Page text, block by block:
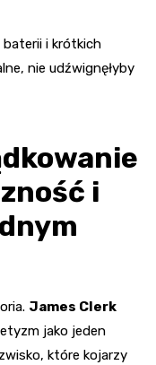
baterii i krótkich
nie udźwignęłyby
i
James Clerk
jako jeden
które kojarzy